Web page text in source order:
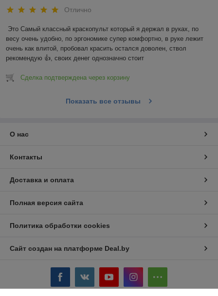
Отлично
Это Самый классный краскопульт который я держал в руках, по
весу очень удобно, по эргономике супер комфортно, в руке лежит
очень как влитой, пробовал красить остался доволен, ствол
рекомендую 👍, своих денег однозначно стоит
Сделка подтверждена через корзину
Показать все отзывы
О нас
Контакты
Доставка и оплата
Полная версия сайта
Политика обработки cookies
Сайт создан на платформе Deal.by